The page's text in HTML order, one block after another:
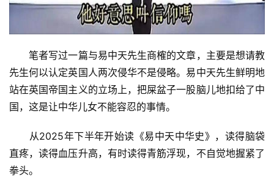
笔者写过一篇与易中天先生商榷的文章，主要是想请教
先生何以认定英国人两次侵华不是侵略。易中天先生鲜明地
站在英国帝国主义的立场上，把屎盆子一股脑儿地扣给了中
国，这是让中华儿女不能容忍的事情。
从2025年下半年开始读《易中天中华史》，读得脑袋
直疼，读得血压升高，有时读得青筋浮现，不自觉地握紧了
拳头。